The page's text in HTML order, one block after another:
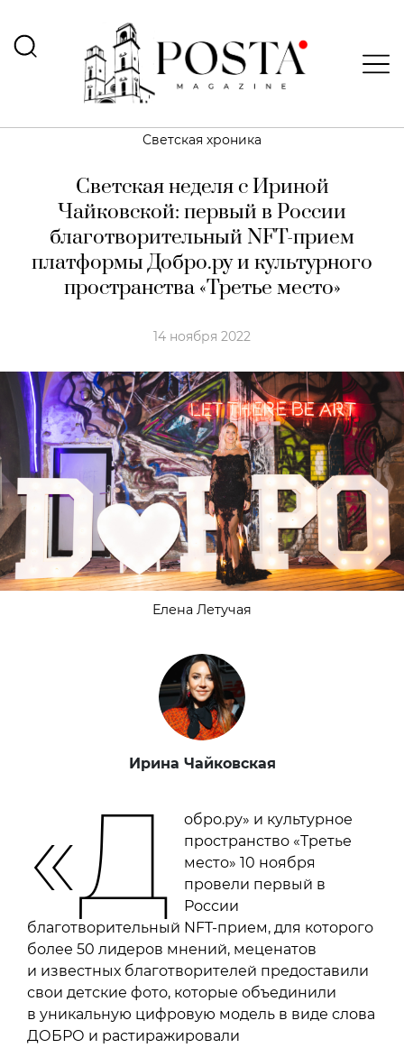
Светская хроника
Светская неделя с Ириной
Чайковской: первый в России
благотворительный NFT-прием
платформы Добро.ру и культурного
пространства «Третье место»
14 ноября 2022
Елена Летучая
Ирина Чайковская
«Д
обро.ру» и культурное
пространство «Третье
место» 10 ноября
провели первый в
России
благотворительный NFT-прием, для которого
более 50 лидеров мнений, меценатов
и известных благотворителей предоставили
свои детские фото, которые объединили
в уникальную цифровую модель в виде слова
ДОБРО и растиражировали